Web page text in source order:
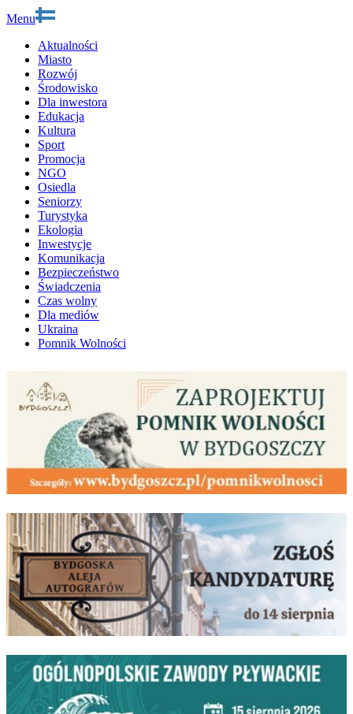
Menu
Aktualności
Miasto
Rozwój
Środowisko
Dla inwestora
Edukacja
Kultura
Sport
Promocja
NGO
Osiedla
Seniorzy
Turystyka
Ekologia
Inwestycje
Komunikacja
Bezpieczeństwo
Świadczenia
Czas wolny
Dla mediów
Ukraina
Pomnik Wolności